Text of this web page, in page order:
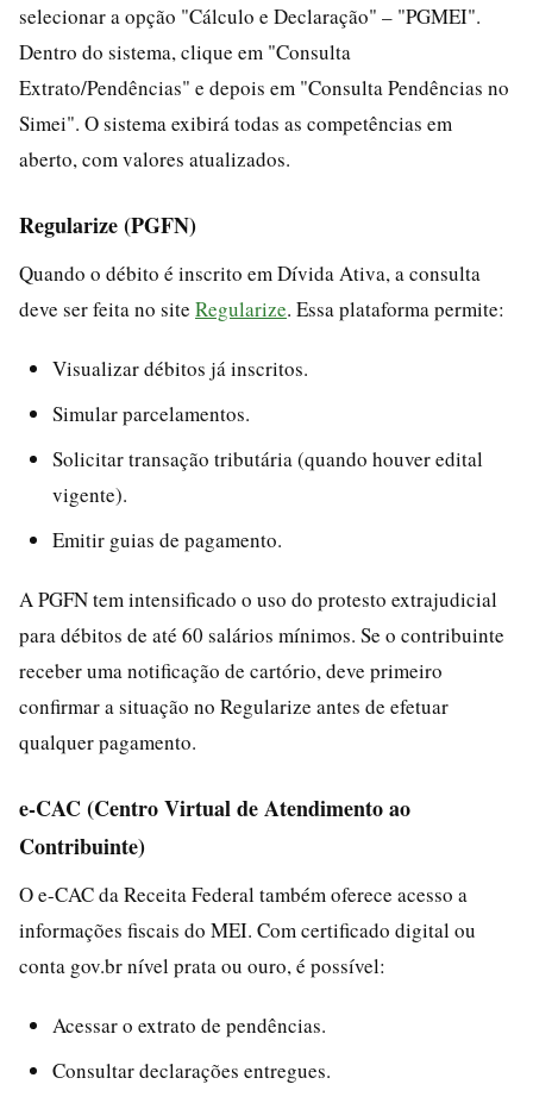
selecionar a opção "Cálculo e Declaração" – "PGMEI".
Dentro do sistema, clique em "Consulta
Extrato/Pendências" e depois em "Consulta Pendências no
Simei". O sistema exibirá todas as competências em
aberto, com valores atualizados.
Regularize (PGFN)
Quando o débito é inscrito em Dívida Ativa, a consulta
deve ser feita no site Regularize. Essa plataforma permite:
Visualizar débitos já inscritos.
Simular parcelamentos.
Solicitar transação tributária (quando houver edital
vigente).
Emitir guias de pagamento.
A PGFN tem intensificado o uso do protesto extrajudicial
para débitos de até 60 salários mínimos. Se o contribuinte
receber uma notificação de cartório, deve primeiro
confirmar a situação no Regularize antes de efetuar
qualquer pagamento.
e-CAC (Centro Virtual de Atendimento ao
Contribuinte)
O e-CAC da Receita Federal também oferece acesso a
informações fiscais do MEI. Com certificado digital ou
conta gov.br nível prata ou ouro, é possível:
Acessar o extrato de pendências.
Consultar declarações entregues.